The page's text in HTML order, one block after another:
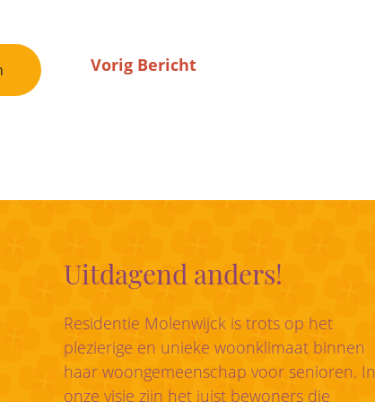
Vorig Bericht
Uitdagend anders!
Residentie Molenwijck is trots op het
plezierige en unieke woonklimaat binnen
haar woongemeenschap voor senioren. In
onze visie zijn het juist bewoners die